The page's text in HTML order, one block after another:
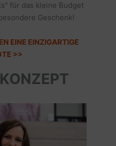
für das kleine Budget
Geschenk!
EINE EINZIGARTIGE
>>